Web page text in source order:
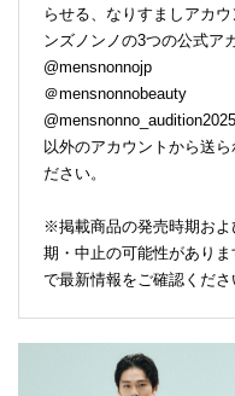
らせる、なりすましアカ
ンズノンノの3つの公式ア
@mensnonnojp
＠mensnonnobeauty
@mensnonno_audition2025
以外のアカウントから送
ださい。
※掲載商品の発売時期お
期・中止の可能性があり
で最新情報をご確認くださ